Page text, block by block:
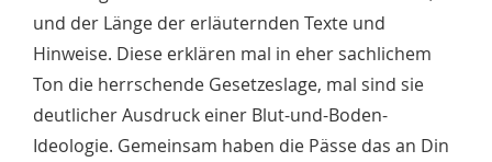
und der Länge der erläuternden Texte und
Hinweise. Diese erklären mal in eher sachlichem
Ton die herrschende Gesetzeslage, mal sind sie
deutlicher Ausdruck einer Blut-und-Boden-
Ideologie. Gemeinsam haben die Pässe das an Din